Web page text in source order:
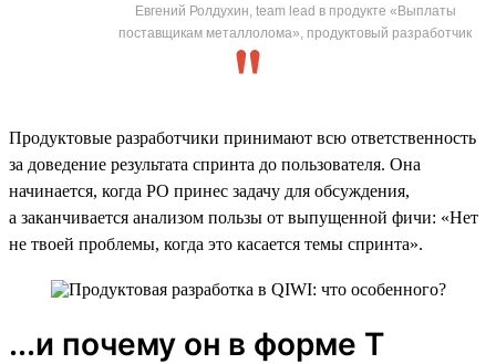
Евгений Ролдухин, team lead в продукте «Выплаты
поставщикам металлолома», продуктовый разработчик
Продуктовые разработчики принимают всю ответственность
за доведение результата спринта до пользователя. Она
начинается, когда PO принес задачу для обсуждения,
а заканчивается анализом пользы от выпущенной фичи: «Нет
не твоей проблемы, когда это касается темы спринта».
...и почему он в форме Т